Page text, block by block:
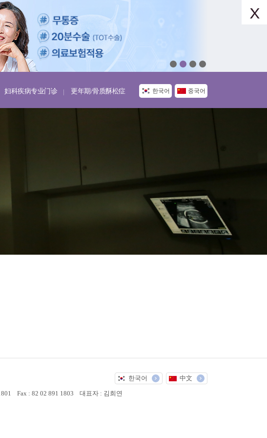
妇科疾病专业门诊 更年期/骨质酥松症 한국어 중국어
Fax : 82 02 891 1803
대표자 : 김희연
한국어 中文